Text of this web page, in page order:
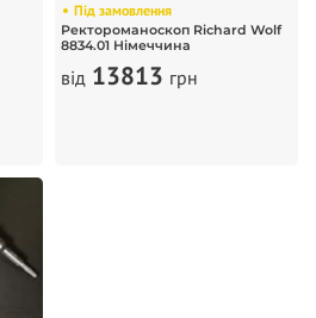
Під замовлення
Ректороманоскоп Richard Wolf
8834.01 Німеччина
від 13813 грн